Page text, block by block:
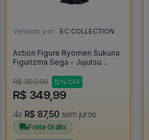
Vendido por: EC COLLECTION - SP
Action Figure Ryomen Sukuna
Figurizma Sega - Jujutsu
R$ 399,90
12% OFF
R$ 349,99
4x R$ 87,50 sem juros
Frete Grátis